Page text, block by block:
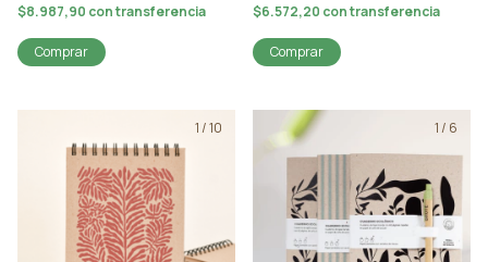
$8.987,90 contransferencia
Comprar
$6.572,20 contransferencia
Comprar
1/10 1/ 6